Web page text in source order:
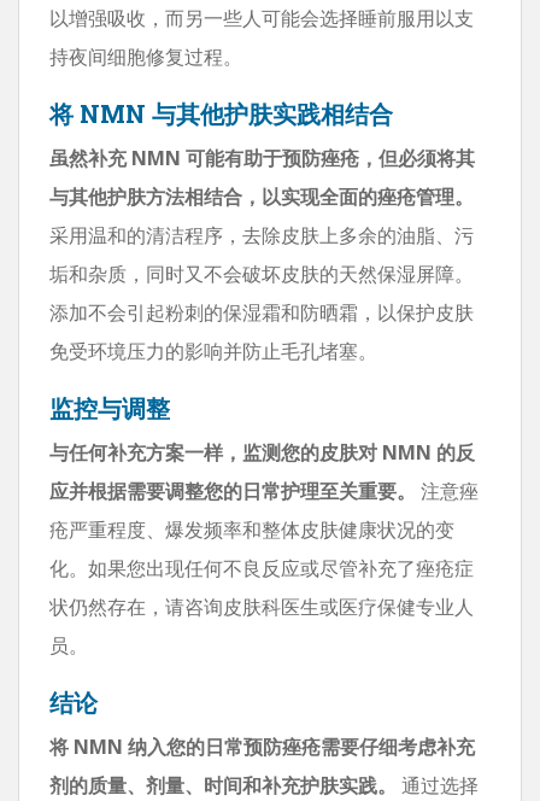
以增强吸收，而另一些人可能会选择睡前服用以支
持夜间细胞修复过程。
将 NMN 与其他护肤实践相结合
虽然补充 NMN 可能有助于预防痤疮，但必须将其
与其他护肤方法相结合，以实现全面的痤疮管理。
采用温和的清洁程序，去除皮肤上多余的油脂、污
垢和杂质，同时又不会破坏皮肤的天然保湿屏障。
添加不会引起粉刺的保湿霜和防晒霜，以保护皮肤
免受环境压力的影响并防止毛孔堵塞。
监控与调整
与任何补充方案一样，监测您的皮肤对 NMN 的反
应并根据需要调整您的日常护理至关重要。
注意痤
疮严重程度、爆发频率和整体皮肤健康状况的变
化。如果您出现任何不良反应或尽管补充了痤疮症
状仍然存在，请咨询皮肤科医生或医疗保健专业人
员。
结论
将 NMN 纳入您的日常预防痤疮需要仔细考虑补充
剂的质量、剂量、时间和补充护肤实践。
通过选择